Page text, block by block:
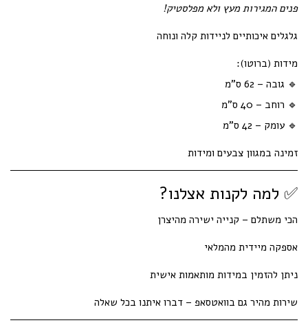
פנים המגירות מעץ ולא מפלסטיק!
גלגלים איכותיים לניידות קלה ונוחה
מידות (ברוטו):
🔹 גובה – 62 ס"מ
🔹 רוחב – 40 ס"מ
🔹 עומק – 42 ס"מ
זמינה במגוון צבעים ומידות
✅ למה לקנות אצלנו?
הכי משתלם – קנייה ישירה מהיצרן
אספקה מיידית מהמלאי
ניתן להזמין במידות מותאמות אישית
שירות מהיר גם בוואטסאפ – דברו איתנו בכל שאלה